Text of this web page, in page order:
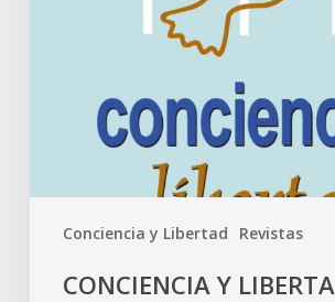
Conciencia y Libertad Revistas
CONCIENCIA Y